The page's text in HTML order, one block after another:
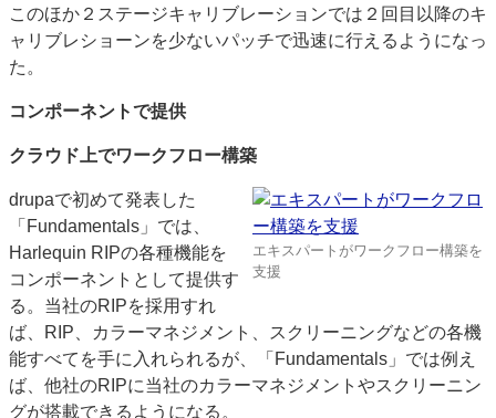
このほか２ステージキャリブレーションでは２回目以降のキ
ャリブレショーンを少ないパッチで迅速に行えるようになっ
た。
コンポーネントで提供
クラウド上でワークフロー構築
エキスパートがワークフロー構築を
支援
drupaで初めて発表した
「Fundamentals」では、
Harlequin RIPの各種機能を
コンポーネントとして提供す
る。当社のRIPを採用すれ
ば、RIP、カラーマネジメント、スクリーニングなどの各機
能すべてを手に入れられるが、「Fundamentals」では例え
ば、他社のRIPに当社のカラーマネジメントやスクリーニン
グが搭載できるようになる。